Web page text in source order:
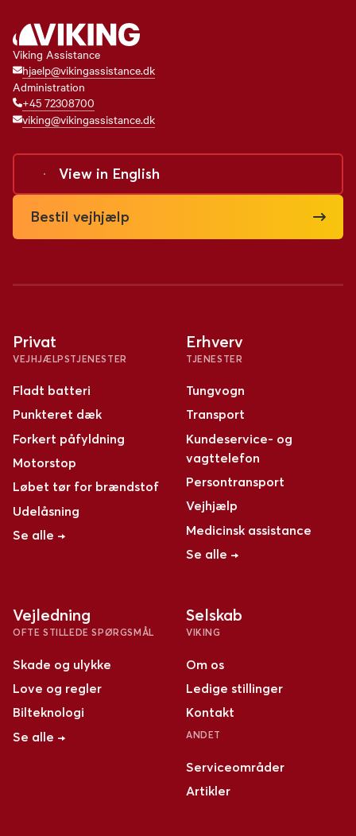
Viking Assistance
hjaelp@vikingassistance.dk
Administration
+45 72308700
viking@vikingassistance.dk
View in English
Bestil vejhjælp
Privat
VEJHJÆLPSTJENESTER
Fladt batteri
Punkteret dæk
Forkert påfyldning
Motorstop
Løbet tør for brændstof
Udelåsning
Se alle →
Erhverv
TJENESTER
Tungvogn
Transport
Kundeservice- og
vagttelefon
Persontransport
Vejhjælp
Medicinsk assistance
Se alle →
Vejledning
OFTE STILLEDE SPØRGSMÅL
Skade og ulykke
Love og regler
Bilteknologi
Se alle →
Selskab
VIKING
Om os
Ledige stillinger
Kontakt
ANDET
Serviceområder
Artikler